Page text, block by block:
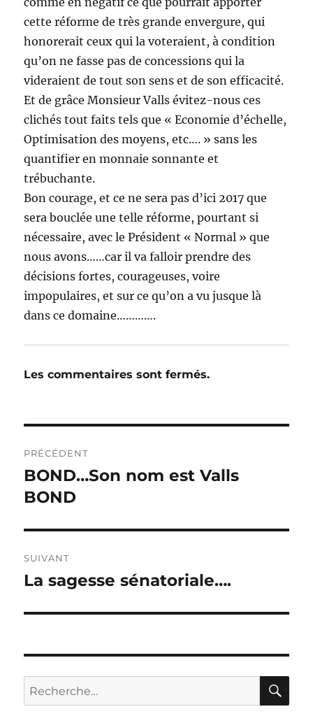
cette réforme de très grande envergure, qui
honorerait ceux qui la voteraient, à condition
qu’on ne fasse pas de concessions qui la
videraient de tout son sens et de son efficacité.
Et de grâce Monsieur Valls évitez-nous ces
clichés tout faits tels que « Economie d’échelle,
Optimisation des moyens, etc…. » sans les
quantifier en monnaie sonnante et
trébuchante.
Bon courage, et ce ne sera pas d’ici 2017 que
sera bouclée une telle réforme, pourtant si
nécessaire, avec le Président « Normal » que
nous avons……car il va falloir prendre des
décisions fortes, courageuses, voire
impopulaires, et sur ce qu’on a vu jusque là
dans ce domaine………….
Les commentaires sont fermés.
de
l’article
PRÉCÉDENT
Publication
précédente :
BOND…Son nom est Valls
BOND
SUIVANT
Publication
La sagesse sénatoriale….
Recherche
pour :